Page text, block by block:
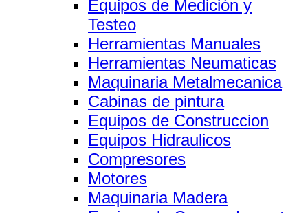
Equipos de Medición y
Testeo
Herramientas Manuales
Herramientas Neumaticas
Maquinaria Metalmecanica
Cabinas de pintura
Equipos de Construccion
Equipos Hidraulicos
Compresores
Motores
Maquinaria Madera